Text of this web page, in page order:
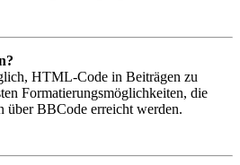
HTML-Code in Beiträgen zu
Formatierungsmöglichkeiten, die
über BBCode erreicht werden.